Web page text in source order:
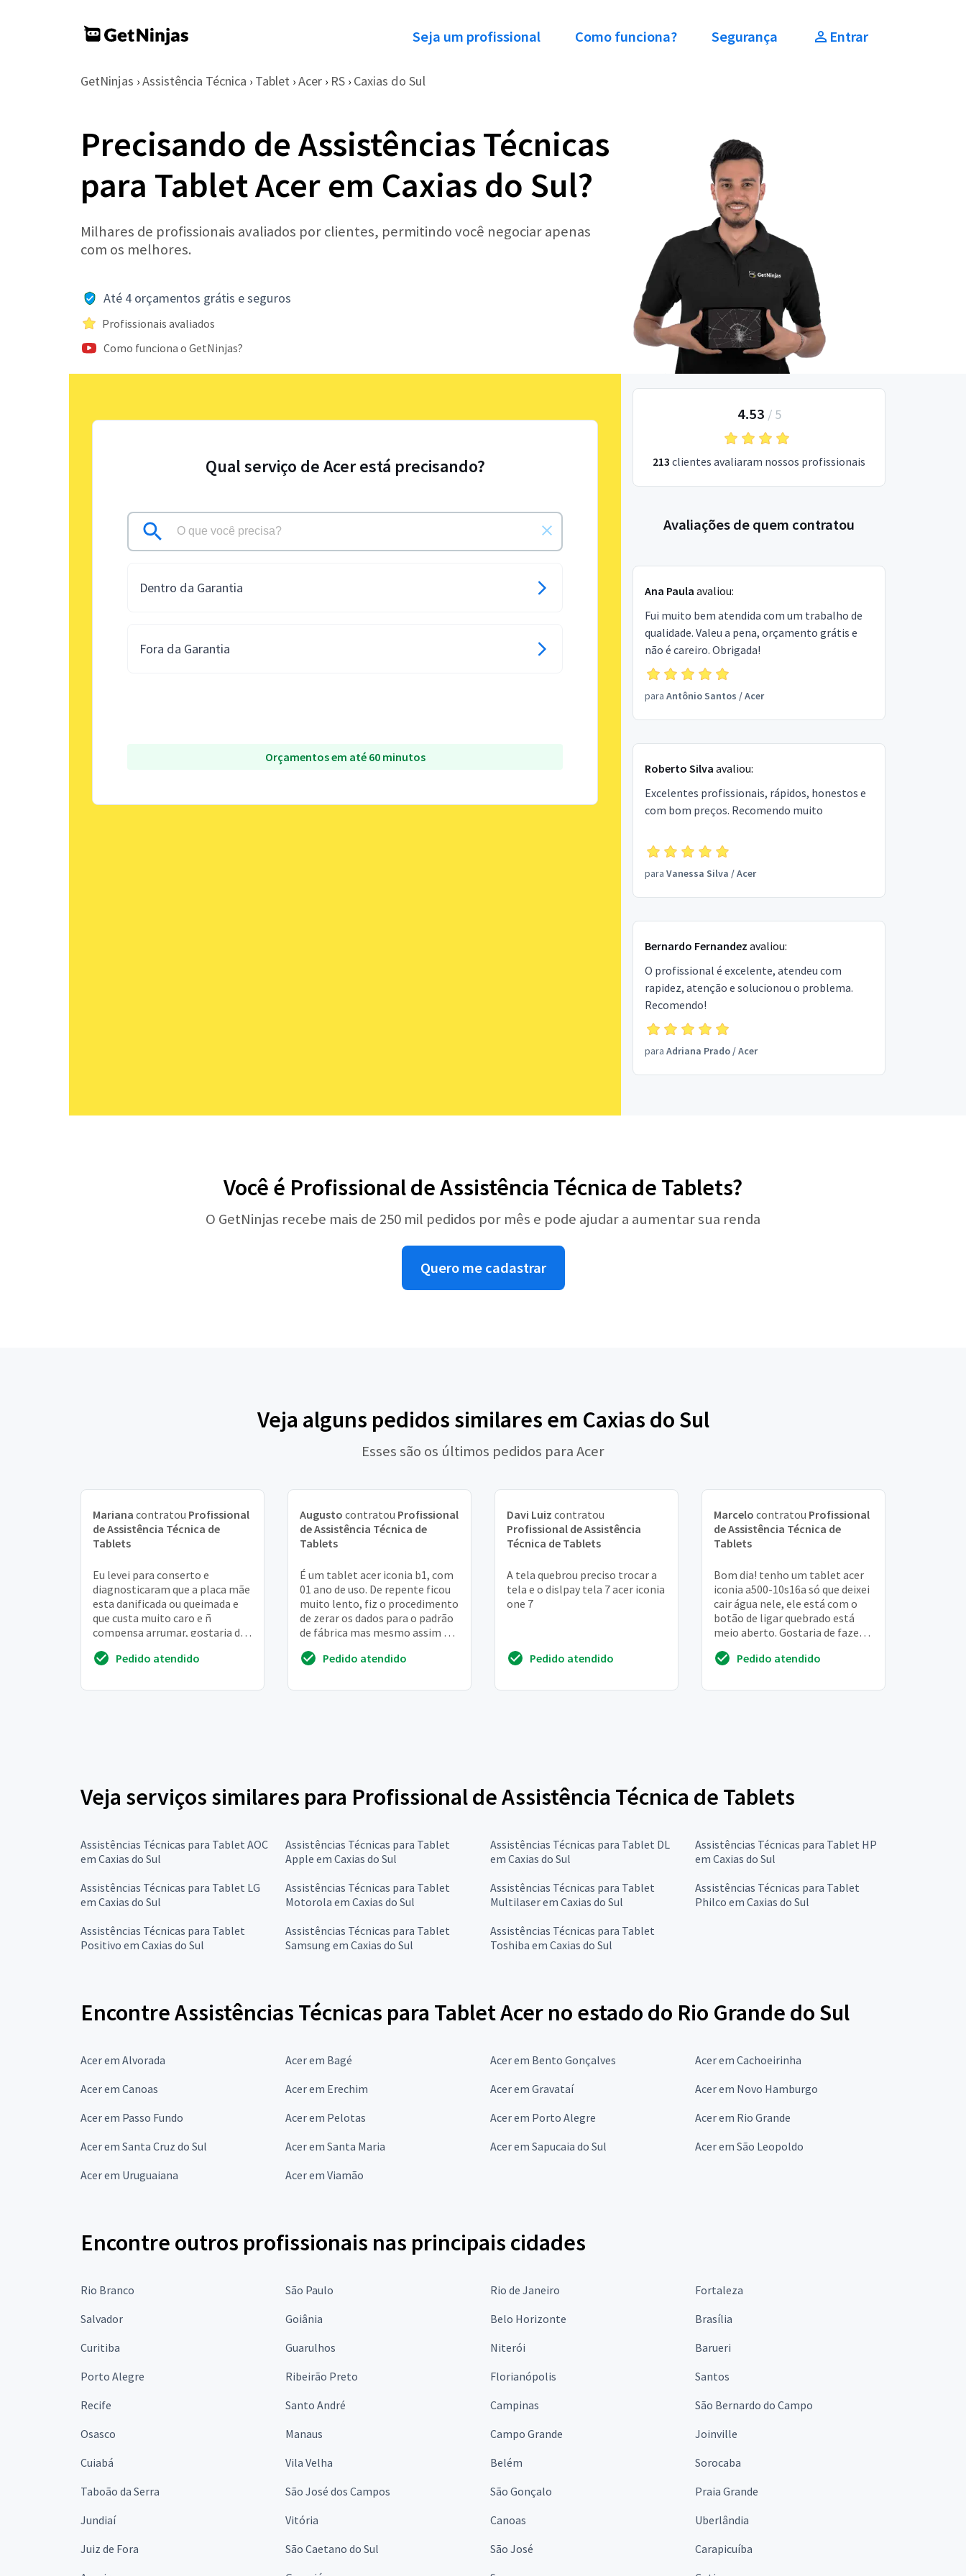
Seja um profissional Como funciona? Segurança Entrar
GetNinjas › Assistência Técnica › Tablet › Acer › RS › Caxias do Sul
Precisando de Assistências Técnicas
para Tablet Acer em Caxias do Sul?
Milhares de profissionais avaliados por clientes, permitindo você negociar apenas
com os melhores.
Até 4 orçamentos grátis e seguros
Profissionais avaliados
Como funciona o GetNinjas?
Qual serviço de Acer está precisando?
Dentro da Garantia
Fora da Garantia
Orçamentos em até 60 minutos
4.53 / 5
213 clientes avaliaram nossos profissionais
Avaliações de quem contratou
Ana Paula avaliou:
Fui muito bem atendida com um trabalho de
qualidade. Valeu a pena, orçamento grátis e
não é careiro. Obrigada!
para Antônio Santos /Acer
Roberto Silva avaliou:
Excelentes profissionais, rápidos, honestos e
com bom preços. Recomendo muito
para Vanessa Silva /Acer
Bernardo Fernandez avaliou:
O profissional é excelente, atendeu com
rapidez, atenção e solucionou o problema.
Recomendo!
para Adriana Prado/Acer
Você é Profissional de Assistência Técnica de Tablets?
O GetNinjas recebe mais de 250 mil pedidos por mês e pode ajudar a aumentar sua renda
Quero me cadastrar
Veja alguns pedidos similares em Caxias do Sul
Esses são os últimos pedidos para Acer
Mariana contratou Profissional
de Assistência Técnica de
Tablets
Eu levei para conserto e
diagnosticaram que a placa mãe
esta danificada ou queimada e
que custa muito caro e ñ
compensa arrumar, gostaria de
mesmo. Obrigada
Pedido atendido
Augusto contratou Profissional
de Assistência Técnica de
Tablets
É um tablet acer iconia b1, com
01 ano de uso. De repente ficou
muito lento, fiz o procedimento
de zerar os dados para o padrão
de fábrica mas mesmo assim ele
Pedido atendido
Davi Luiz contratou
Profissional de Assistência
Técnica de Tablets
A tela quebrou preciso trocar a
tela e o dislpay tela 7 acer iconia
one 7
Pedido atendido
Marcelo contratou Profissional
de Assistência Técnica de
Tablets
Bom dia! tenho um tablet acer
iconia a500-10s16a só que deixei
cair água nele, ele está com o
botão de ligar quebrado está
meio aberto. Gostaria de fazer
Pedido atendido
Veja serviços similares para Profissional de Assistência Técnica de Tablets
Assistências Técnicas para Tablet AOC
em Caxias do Sul
Assistências Técnicas para Tablet
Apple em Caxias do Sul
Assistências Técnicas para Tablet DL
em Caxias do Sul
Assistências Técnicas para Tablet HP
em Caxias do Sul
Assistências Técnicas para Tablet LG
em Caxias do Sul
Assistências Técnicas para Tablet
Motorola em Caxias do Sul
Assistências Técnicas para Tablet
Multilaser em Caxias do Sul
Assistências Técnicas para Tablet
Philco em Caxias do Sul
Assistências Técnicas para Tablet
Positivo em Caxias do Sul
Assistências Técnicas para Tablet
Samsung em Caxias do Sul
Assistências Técnicas para Tablet
Toshiba em Caxias do Sul
Encontre Assistências Técnicas para Tablet Acer no estado do Rio Grande do Sul
Acer em Alvorada Acer em Bagé Acer em Bento Gonçalves
Acer em Cachoeirinha
Acer em Canoas
Acer em Erechim Acer em Gravataí
Acer em Novo Hamburgo
Acer em Passo Fundo
Acer em Pelotas Acer em Porto Alegre
Acer em Rio Grande
Acer em Santa Cruz do Sul
Acer em Santa Maria Acer em Sapucaia do Sul
Acer em São Leopoldo
Acer em Uruguaiana
Acer em Viamão
Encontre outros profissionais nas principais cidades
Rio Branco São Paulo Rio de Janeiro
Fortaleza
Salvador
Goiânia Belo Horizonte
Brasília
Curitiba
Guarulhos Niterói
Barueri
Porto Alegre
Ribeirão Preto Florianópolis
Santos
Recife
Santo André Campinas
São Bernardo do Campo
Osasco
Manaus Campo Grande
Joinville
Cuiabá
Vila Velha Belém
Sorocaba
Taboão da Serra
São José dos Campos São Gonçalo
Praia Grande
Jundiaí
Vitória Canoas
Uberlândia
Juiz de Fora
São Caetano do Sul São José
Carapicuíba